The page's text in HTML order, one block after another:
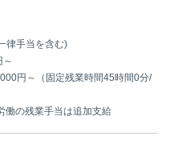
律手当を含む)
円～（固定残業時間45時間0分/
働の残業手当は追加支給